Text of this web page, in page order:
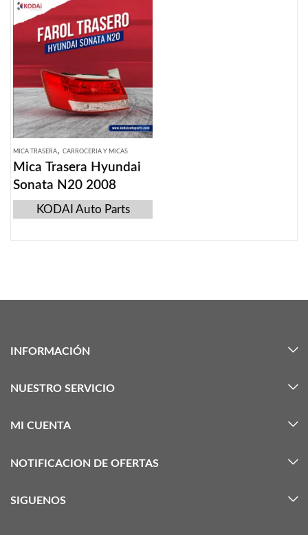
MICA TRASERA, CARROCERIA Y MICAS
Mica Trasera Hyundai
Sonata N20 2008
KODAI Auto Parts
INFORMACIÓN
NUESTRO SERVICIO
MI CUENTA
NOTIFICACION DE OFERTAS
SIGUENOS